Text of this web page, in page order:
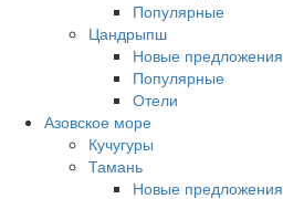
Популярные
Цандрыпш
Новые предложения
Популярные
Отели
Азовское море
Кучугуры
Тамань
Новые предложения